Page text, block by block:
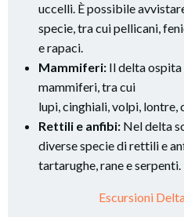
uccelli. È possibile
specie, tra cui pellicani,
e rapaci.
Mammiferi: Il delta ospita
mammiferi, tra cui
lupi, cinghiali, volpi, lontre,
Rettili e anfibi: Nel delta
diverse specie di rettili e
tartarughe, rane e serpenti.
Escursioni